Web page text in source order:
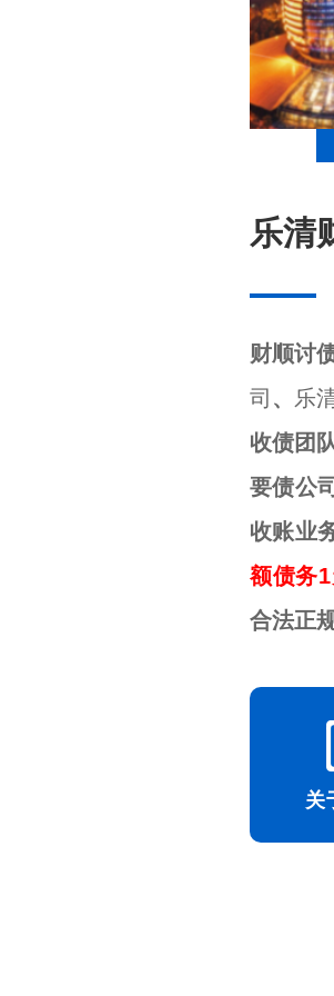
乐清
财顺讨
司 、 乐
收债团
要债公
收账业
额债务
合法正
关